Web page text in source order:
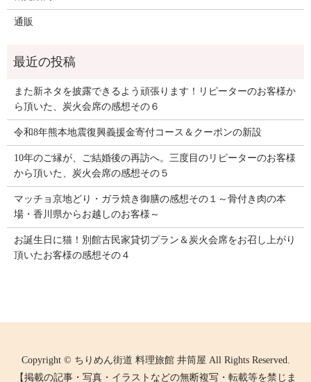
通販
また新ネタを披露できるよう頑張ります！リピーターのお客様か
ら頂いた、炭火会席の感想その６
令和8年熊本地震復興義援金寄付コース＆クーポンの新設
10年のご縁が、ご結婚後の再訪へ。三度目のリピーターのお客様
から頂いた、炭火会席の感想その５
マッチョ京地どり・ガラ焼き御膳の感想その１～骨付き肉の本
場・香川県からお越しのお客様～
お誕生日に猫！別館古民家貸切プラン＆炭火会席をお召し上がり
頂いたお客様の感想その４
Copyright © ちりめん街道 料理旅館 井筒屋 All Rights Reserved.
【掲載の記事・写真・イラストなどの無断複写・転載等を禁じま